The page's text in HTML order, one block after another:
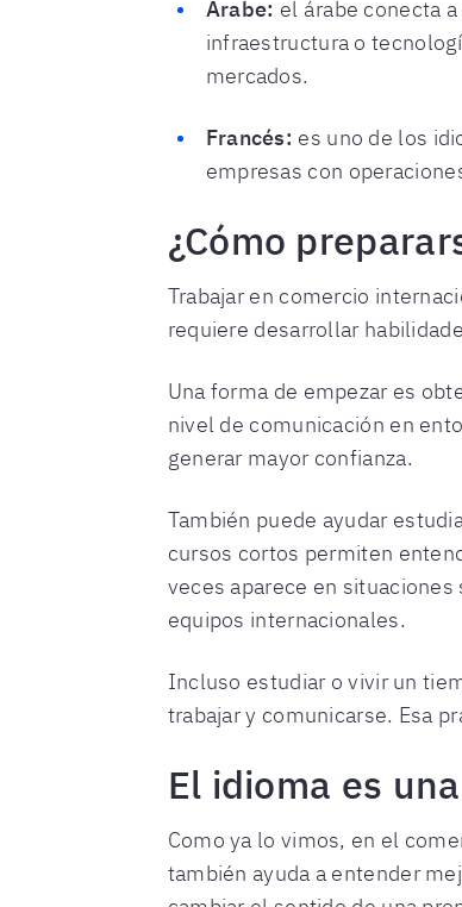
Árabe: el árabe conecta
infraestructura o
mercados.
Francés: es uno de los
empresas con
¿Cómo
Trabajar en comercio
requiere desarrollar
Una forma de empezar es
nivel de comunicación en
generar mayor confianza.
También puede ayudar
cursos cortos permiten
veces aparece en
equipos internacionales.
Incluso estudiar o vivir un
trabajar y comunicarse. Esa
El idioma es
Como ya lo vimos, en el
también ayuda a entender